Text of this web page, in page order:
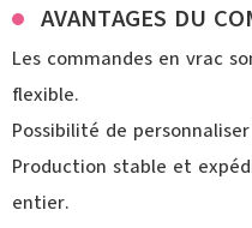
AVANTAGES DU
Les commandes en vrac
flexible.
Possibilité de
Production stable et
entier.